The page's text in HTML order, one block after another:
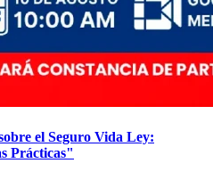
el Seguro Vida Ley:
Prácticas"